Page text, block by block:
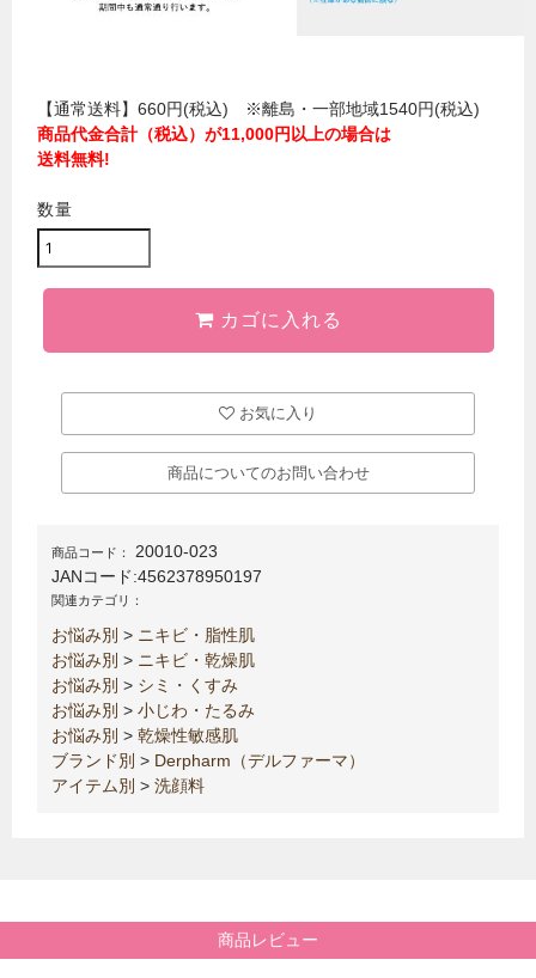
【通常送料】660円(税込) ※離島・一部地域1540円(税込)
商品代金合計（税込）が11,000円以上の場合は
送料無料!
数量
カゴに入れる
お気に入り
商品についてのお問い合わせ
商品コード：
20010-023
JANコード:4562378950197
関連カテゴリ：
お悩み別 > ニキビ・脂性肌
お悩み別 > ニキビ・乾燥肌
お悩み別 > シミ・くすみ
お悩み別 > 小じわ・たるみ
お悩み別 > 乾燥性敏感肌
ブランド別 > Derpharm（デルファーマ）
アイテム別 > 洗顔料
商品レビュー